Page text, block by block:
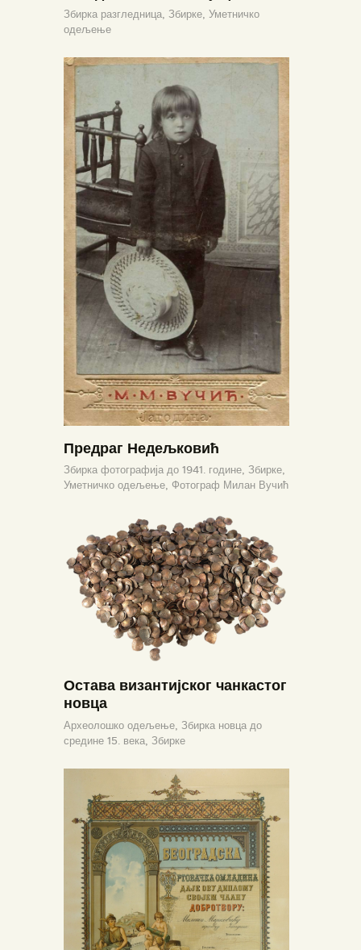
Збирка разгледница, Збирке, Уметничко
одељење
Предраг Недељковић
Збирка фотографија до 1941. године, Збирке,
Уметничко одељење, Фотограф Милан Вучић
Остава византијског чанкастог
новца
Археолошко одељење, Збирка новца до
средине 15. века, Збирке